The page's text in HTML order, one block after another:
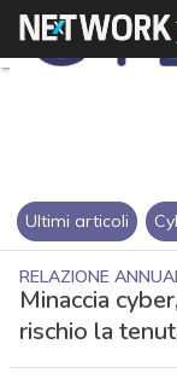
Ultimi articoli
RELAZIONE
Minaccia
rischio la